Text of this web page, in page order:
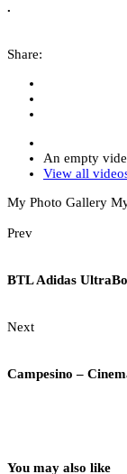
.
Share:
An empty
View all
My Photo Gallery
Prev
BTL Adidas
Next
Campesino –
You may also like